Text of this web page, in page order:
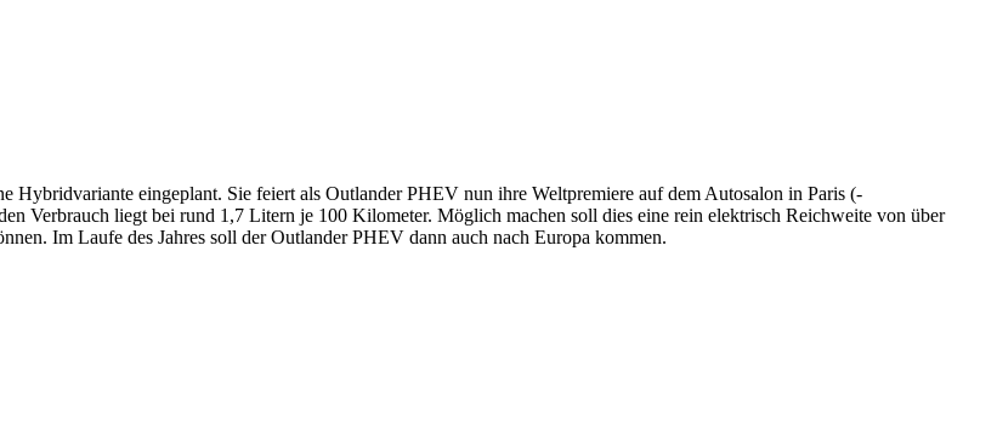
Hybridvariante eingeplant. Sie feiert als Outlander PHEV nun ihre Weltpremiere auf dem Autosalon in Paris (-
Verbrauch liegt bei rund 1,7 Litern je 100 Kilometer. Möglich machen soll dies eine rein elektrisch Reichweite von über
Im Laufe des Jahres soll der Outlander PHEV dann auch nach Europa kommen.